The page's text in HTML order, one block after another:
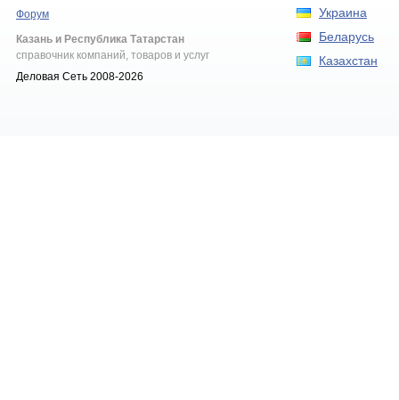
Украина
Беларусь
Казахстан
Форум
Казань и Республика Татарстан
справочник компаний, товаров и услуг
Деловая Сеть 2008-2026